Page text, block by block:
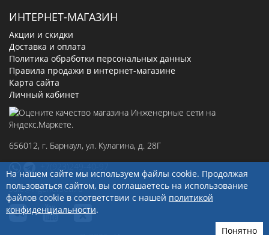
ИНТЕРНЕТ-МАГАЗИН
Акции и скидки
Доставка и оплата
Политика обработки персональных данных
Правила продажи в интернет-магазине
Карта сайта
Личный кабинет
656012, г. Барнаул, ул. Кулагина, д. 28Г
sale@ingenerseti.ru
На нашем сайте мы используем файлы cookie. Продолжая
пользоваться сайтом, вы соглашаетесь на использование
файлов cookie в соответствии с нашей политикой
конфиденциальности.
Понятно